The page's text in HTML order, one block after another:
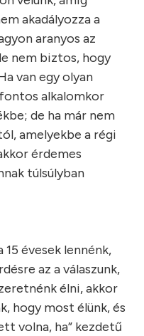
akadályozza a
aranyos az
nem biztos, hogy
van egy olyan
alkalomkor
de ha már nem
amelyekbe a régi
érdemes
túlsúlyban
évesek lennénk,
az a válaszunk,
élni, akkor
hogy most élünk, és
volna, ha” kezdetű